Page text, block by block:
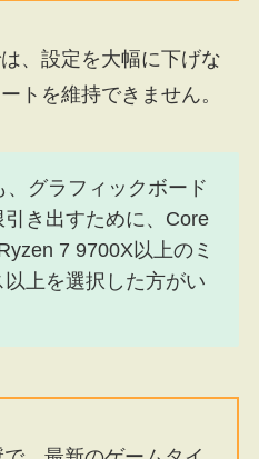
、設定を大幅に下げな
トを維持できません。
、グラフィックボード
き出すために、Core
7 9700X以上のミ
以上を選択した方がい